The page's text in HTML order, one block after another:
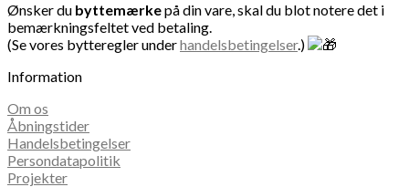
Ønsker du byttemærkepå din vare, skal du blot notere det i
bemærkningsfeltet ved betaling.
(Se vores bytteregler underhandelsbetingelser.)
Information
Om os
Åbningstider
Handelsbetingelser
Persondatapolitik
Projekter